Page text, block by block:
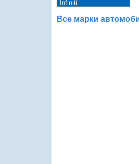
Infiniti
Все марки